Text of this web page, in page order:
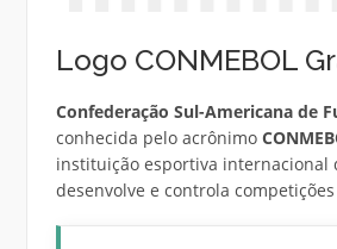
Logo CONMEBOL
Confederação Sul-Americana de
conhecida pelo acrônimo
instituição esportiva internacional
desenvolve e controla